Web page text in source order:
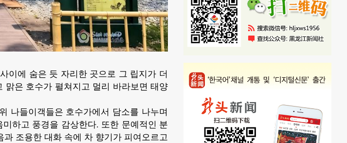
이에 숨은 듯 자리한 곳으로 그 립지가 더
맑은 호수가 펼쳐지고 멀리 바라보면 태양
나들이객들은 호수가에서 담소를 나누며
하고 풍경을 감상한다. 또한 문예적인 분
조용한 대화 속에 차 향기가 피여오르고